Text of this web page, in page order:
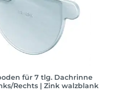
für 7 tlg. Dachrinne
Links/Rechts | Zink walzblank